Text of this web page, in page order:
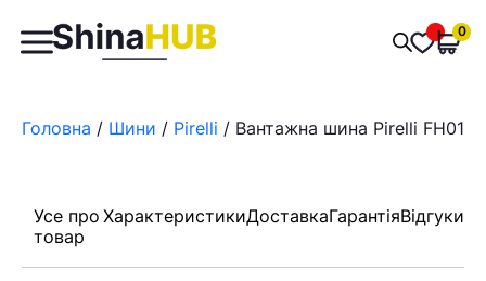
Пошук
товарів
0
Головна / Шини / Pirelli / Вантажна шина Pirelli FH01
Усе про
товар
ХарактеристикиДоставкаГарантіяВідгуки